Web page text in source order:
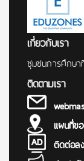
เกี่ยวกับเรา
ชุมชนการศึกษา
ติดตามเรา
แผนที่ข
ติดต่อล